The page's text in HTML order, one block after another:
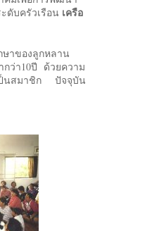
ดับครัวเรือน เครือ
ษาของลูกหลาน
ว่า10ปี ด้วยความ
ป็นสมาชิก ปัจจุบัน